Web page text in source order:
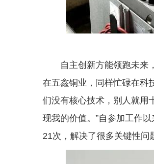
自主创新方能领跑未
在五鑫铜业，同样忙碌在科
们没有核心技术，别人就用
现我的价值。”自参加工作
21次，解决了很多关键性问